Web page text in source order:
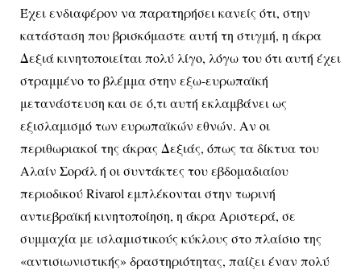
Έχει ενδιαφέρον να παρατηρήσει κανείς ότι, στην
κατάσταση που βρισκόμαστε αυτή τη στιγμή, η άκρα
Δεξιά κινητοποιείται πολύ λίγο, λόγω του ότι αυτή έχει
στραμμένο το βλέμμα στην εξω-ευρωπαϊκή
μετανάστευση και σε ό,τι αυτή εκλαμβάνει ως
εξισλαμισμό των ευρωπαϊκών εθνών. Αν οι
περιθωριακοί της άκρας Δεξιάς, όπως τα δίκτυα του
Αλαίν Σοράλ ή οι συντάκτες του εβδομαδιαίου
περιοδικού Rivarol εμπλέκονται στην τωρινή
αντιεβραϊκή κινητοποίηση, η άκρα Αριστερά, σε
συμμαχία με ισλαμιστικούς κύκλους στο πλαίσιο της
«αντισιωνιστικής» δραστηριότητας, παίζει έναν πολύ